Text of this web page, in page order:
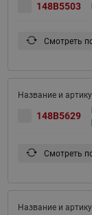
148B5503
Смотреть
148B5629
Смотреть